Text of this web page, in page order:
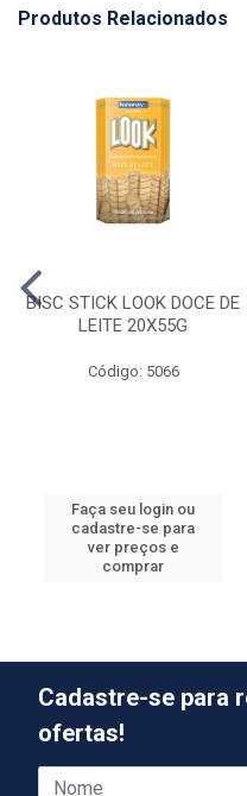
Produtos Relacionados
BISC STICK LOOK DOCE DE
LEITE 20X55G
Código: 5066
Faça seu login ou
cadastre-se para
ver preços e
comprar
Cadastre-se para
ofertas!